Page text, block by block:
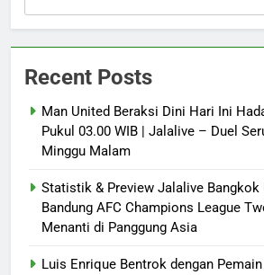
Recent Posts
Man United Beraksi Dini Hari Ini
Pukul 03.00 WIB | Jalalive – Duel
Minggu Malam
Statistik & Preview Jalalive Bangkok
Bandung AFC Champions League
Menanti di Panggung Asia
Luis Enrique Bentrok dengan